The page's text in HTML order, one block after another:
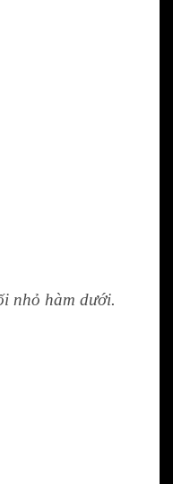
nhỏ hàm dưới.